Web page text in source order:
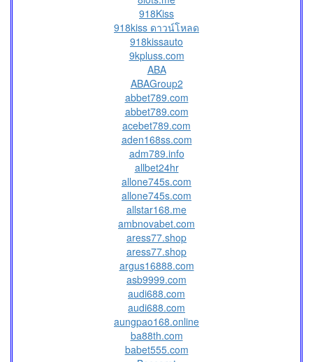
918Kiss
918kiss ดาวน์โหลด
918kissauto
9kpluss.com
ABA
ABAGroup2
abbet789.com
abbet789.com
acebet789.com
aden168ss.com
adm789.info
allbet24hr
allone745s.com
allone745s.com
allstar168.me
ambnovabet.com
aress77.shop
aress77.shop
argus16888.com
asb9999.com
audi688.com
audi688.com
aungpao168.online
ba88th.com
babet555.com